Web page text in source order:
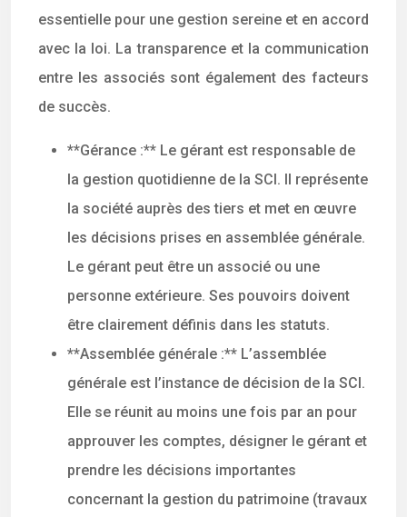
essentielle pour une gestion sereine et en accord
avec la loi. La transparence et la communication
entre les associés sont également des facteurs
de succès.
**Gérance :** Le gérant est responsable de
la gestion quotidienne de la SCI. Il représente
la société auprès des tiers et met en œuvre
les décisions prises en assemblée générale.
Le gérant peut être un associé ou une
personne extérieure. Ses pouvoirs doivent
être clairement définis dans les statuts.
**Assemblée générale :** L’assemblée
générale est l’instance de décision de la SCI.
Elle se réunit au moins une fois par an pour
approuver les comptes, désigner le gérant et
prendre les décisions importantes
concernant la gestion du patrimoine (travaux